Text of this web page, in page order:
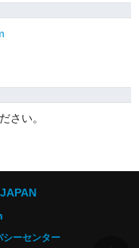
さい。
シーセンター